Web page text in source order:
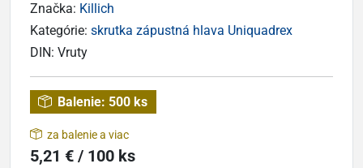
Značka: Killich
Kategórie: skrutka zápustná hlava Uniquadrex
DIN: Vruty
Balenie: 500 ks
za balenie a viac
5,21 € / 100 ks